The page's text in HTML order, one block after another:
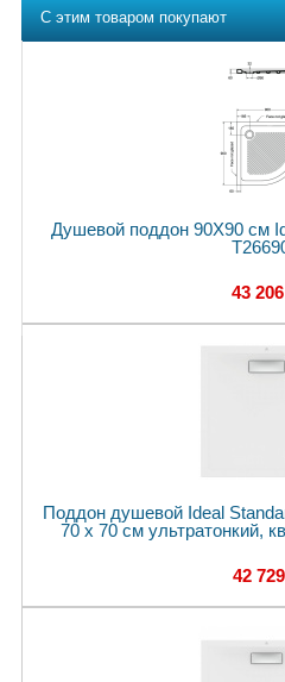
С этим товаром покупают
Душевой поддон 90X90 см
43
Поддон душевой Ideal
70 x 70 см ультратонкий,
42